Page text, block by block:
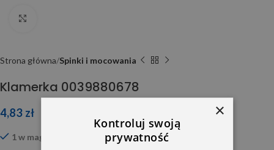
Strona główna Spinki i mocowania
Klamerka 0039880678
4,83 zł
1 w magazynie
×
Kontroluj swoją
prywatność